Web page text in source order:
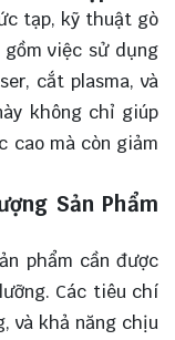
tạp, kỹ thuật gò
việc sử dụng
cắt plasma, và
không chỉ giúp
cao mà còn giảm
Sản Phẩm
phẩm cần được
Các tiêu chí
và khả năng chịu